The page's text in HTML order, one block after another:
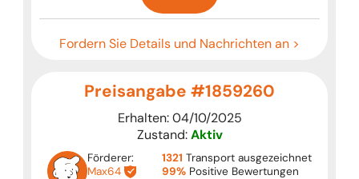
Fordern Sie Details und Nachrichten an >
Preisangabe #1859260
Erhalten: 04/10/2025
Zustand:Aktiv
Förderer:
Max64
1321 Transport ausgezeichnet
99%Positive Bewertungen